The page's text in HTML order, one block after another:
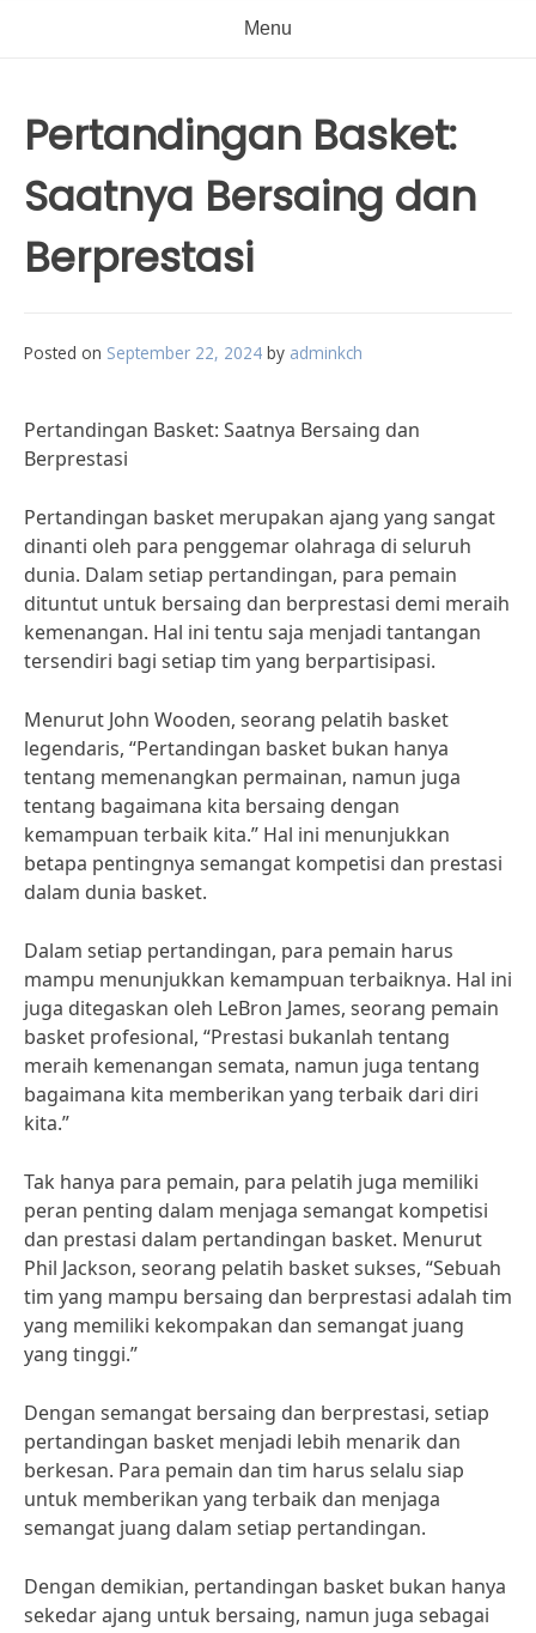
Menu
Pertandingan Basket:
Saatnya Bersaing dan
Berprestasi
Posted on September 22, 2024 by adminkch
Pertandingan Basket: Saatnya Bersaing dan
Berprestasi
Pertandingan basket merupakan ajang yang sangat
dinanti oleh para penggemar olahraga di seluruh
dunia. Dalam setiap pertandingan, para pemain
dituntut untuk bersaing dan berprestasi demi meraih
kemenangan. Hal ini tentu saja menjadi tantangan
tersendiri bagi setiap tim yang berpartisipasi.
Menurut John Wooden, seorang pelatih basket
legendaris, “Pertandingan basket bukan hanya
tentang memenangkan permainan, namun juga
tentang bagaimana kita bersaing dengan
kemampuan terbaik kita.” Hal ini menunjukkan
betapa pentingnya semangat kompetisi dan prestasi
dalam dunia basket.
Dalam setiap pertandingan, para pemain harus
mampu menunjukkan kemampuan terbaiknya. Hal ini
juga ditegaskan oleh LeBron James, seorang pemain
basket profesional, “Prestasi bukanlah tentang
meraih kemenangan semata, namun juga tentang
bagaimana kita memberikan yang terbaik dari diri
kita.”
Tak hanya para pemain, para pelatih juga memiliki
peran penting dalam menjaga semangat kompetisi
dan prestasi dalam pertandingan basket. Menurut
Phil Jackson, seorang pelatih basket sukses, “Sebuah
tim yang mampu bersaing dan berprestasi adalah tim
yang memiliki kekompakan dan semangat juang
yang tinggi.”
Dengan semangat bersaing dan berprestasi, setiap
pertandingan basket menjadi lebih menarik dan
berkesan. Para pemain dan tim harus selalu siap
untuk memberikan yang terbaik dan menjaga
semangat juang dalam setiap pertandingan.
Dengan demikian, pertandingan basket bukan hanya
sekedar ajang untuk bersaing, namun juga sebagai